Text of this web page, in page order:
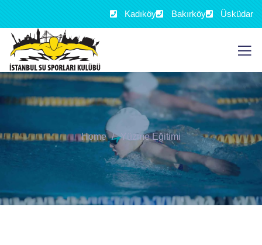
Kadıköy Bakırköy Üsküdar
Home Yüzme Eğitimi